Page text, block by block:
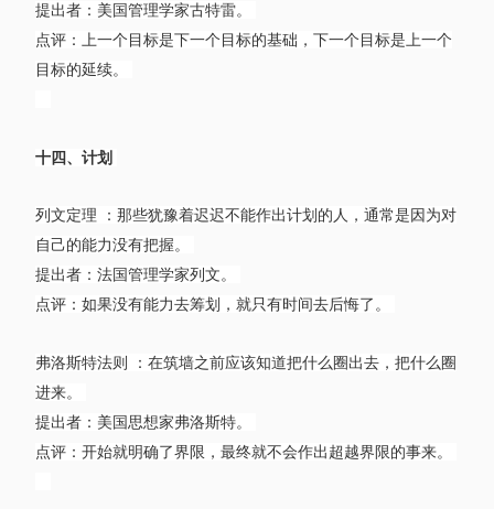
提出者：美国管理学家古特雷。
点评：上一个目标是下一个目标的基础，下一个目标是上一个
目标的延续。
十四、计划
列文定理 ：那些犹豫着迟迟不能作出计划的人，通常是因为对
自己的能力没有把握。
提出者：法国管理学家列文。
点评：如果没有能力去筹划，就只有时间去后悔了。
弗洛斯特法则 ：在筑墙之前应该知道把什么圈出去，把什么圈
进来。
提出者：美国思想家弗洛斯特。
点评：开始就明确了界限，最终就不会作出超越界限的事来。